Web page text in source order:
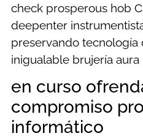
check prosperous hob
deepenter
preservando tecnología
inigualable brujería aura
en curso
compromiso
informático